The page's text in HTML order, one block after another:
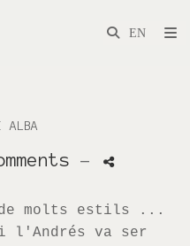
ALBA
-
molts estils ...
i l' Andrés va ser